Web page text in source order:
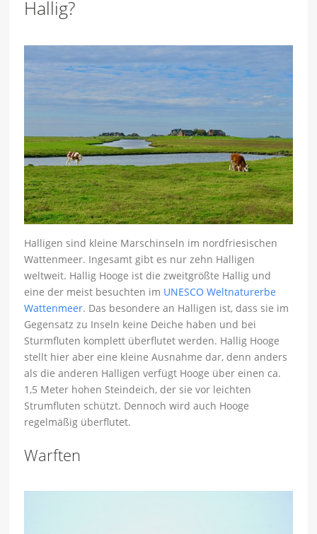
Hallig?
Halligen sind kleine Marschinseln im nordfriesischen
Wattenmeer. Ingesamt gibt es nur zehn Halligen
weltweit. Hallig Hooge ist die zweitgrößte Hallig und
eine der meist besuchten im UNESCO Weltnaturerbe
Wattenmeer. Das besondere an Halligen ist, dass sie im
Gegensatz zu Inseln keine Deiche haben und bei
Sturmfluten komplett überflutet werden. Hallig Hooge
stellt hier aber eine kleine Ausnahme dar, denn anders
als die anderen Halligen verfügt Hooge über einen ca.
1,5 Meter hohen Steindeich, der sie vor leichten
Strumfluten schützt. Dennoch wird auch Hooge
regelmäßig überflutet.
Warften